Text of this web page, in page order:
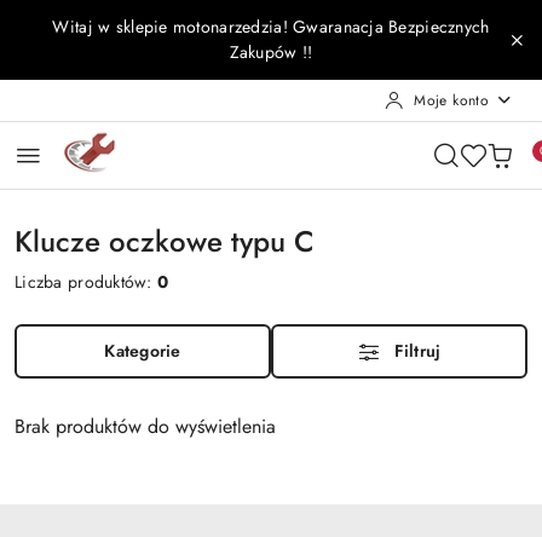
Przejdź do treści głównej
Przejdź do wyszukiwarki
Przejdź do moje konto
Przejdź do menu głównego
Przejdź do stopki
Witaj w sklepie motonarzedzia! Gwaranacja Bezpiecznych
Zakupów !!
Moje konto
Klucze oczkowe typu C
Liczba produktów:0
Kategorie Filtruj
Brak produktów do wyświetlenia